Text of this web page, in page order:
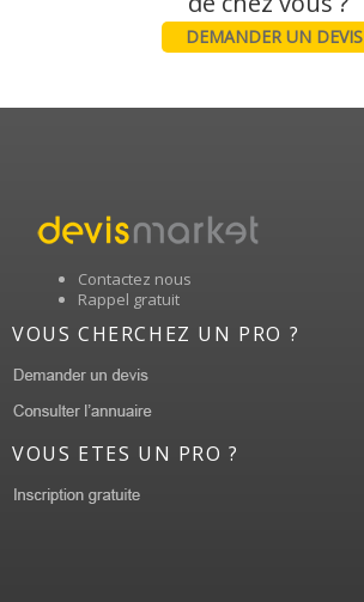
DEMANDER UN DEVIS
Contactez nous
Rappel gratuit
VOUS CHERCHEZ UN PRO ?
VOUS ETES UN PRO ?